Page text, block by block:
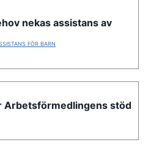
nekas assistans av
FÖR BARN
Arbetsförmedlingens stöd